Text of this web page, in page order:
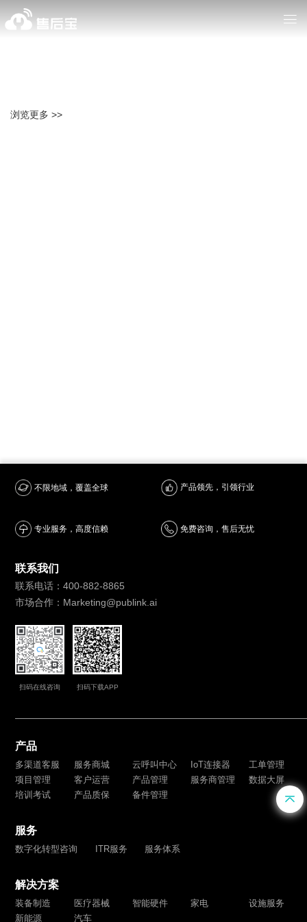
浏览更多 >>
不限地域，覆盖全球 产品领先，引领行业
专业服务，高度信赖 免费咨询，售后无忧
联系我们
联系电话：400-882-8865
市场合作：Marketing@publink.ai
扫码在线咨询 扫码下载APP
产品
多渠道客服 服务商城 云呼叫中心 IoT连接器
工单管理
项目管理
客户运营 产品管理 服务商管理
数据大屏
培训考试
产品质保 备件管理
服务
数字化转型咨询 ITR服务 服务体系
解决方案
装备制造 医疗器械 智能硬件 家电
设施服务
新能源
汽车